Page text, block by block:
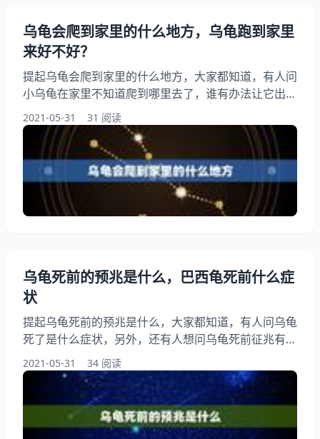
乌龟会爬到家里的什么地方，乌龟跑到家里
来好不好？
提起乌龟会爬到家里的什么地方，大家都知道，有人问
小乌龟在家里不知道爬到哪里去了，谁有办法让它出
来，一定就在家里，另外，还有人想问乌龟放在家里什
么地方好，你知道这是怎么回事？其实乌龟喜欢在家里
的哪~(具体地方)，下面就一起来看看乌龟跑到家里来
好不好?希望能够帮助到大家！ 乌龟会爬到家里的什么
地方 要么养着要么吧。乌龟在家到处溜达。 （1）一
般家养乌龟均为纯水龟。乌龟爬进家预示要发财。
（2）夏季
2021-05-31 31 阅读
乌龟死前的预兆是什么，巴西龟死前什么症
状
提起乌龟死前的预兆是什么，大家都知道，有人问乌龟
死了是什么症状，另外，还有人想问乌龟死前征兆有哪
些？你知道这是怎么回事？其实乌龟死前的征兆，下面
就一起来看看巴西龟死前什么症状，希望能够帮助到大
家！ 乌龟死前的预兆是什么 你可以放很多水，然后看
它是不是浮起来了还是会游动 会游动是正常的给乌龟
多晒晒太阳 如果浮起来了建议你用一点温水，不要太
2021-05-31 34 阅读